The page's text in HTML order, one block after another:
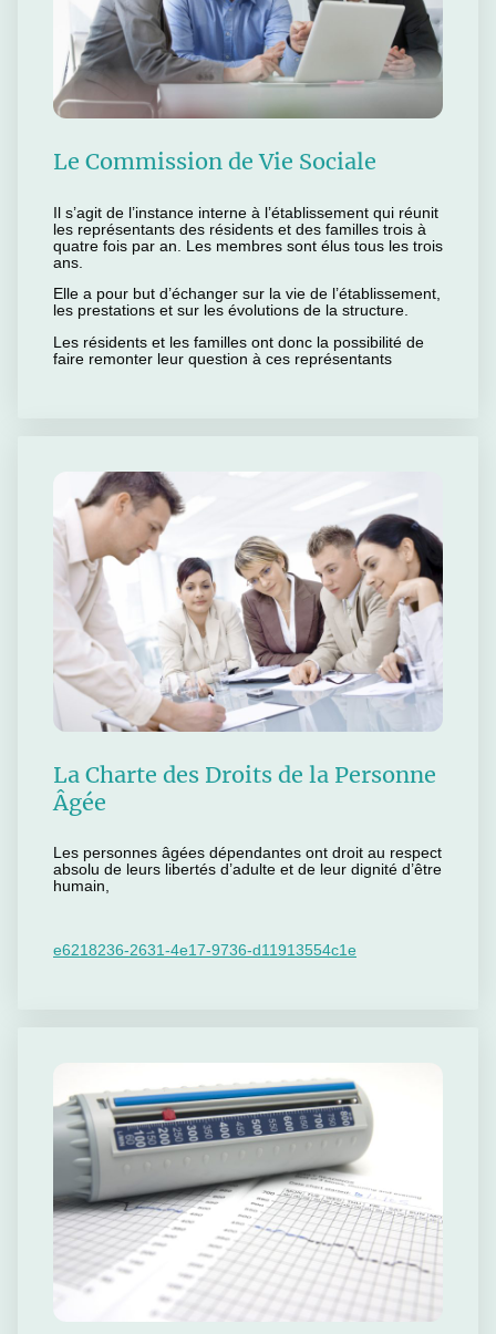
Le Commission de Vie Sociale
Il s’agit de l’instance interne à l’établissement qui réunit
les représentants des résidents et des familles trois à
quatre fois par an. Les membres sont élus tous les trois
ans.
Elle a pour but d’échanger sur la vie de l’établissement,
les prestations et sur les évolutions de la structure.
Les résidents et les familles ont donc la possibilité de
faire remonter leur question à ces représentants
La Charte des Droits de la Personne
Âgée
Les personnes âgées dépendantes ont droit au respect
absolu de leurs libertés d’adulte et de leur dignité d’être
humain,
e6218236-2631-4e17-9736-d11913554c1e